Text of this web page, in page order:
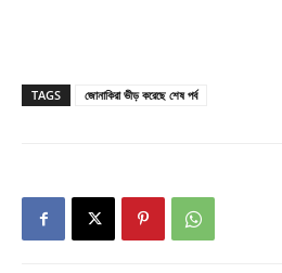
TAGS জোনাকিরা ভীড় করেছে শেষ পর্ব